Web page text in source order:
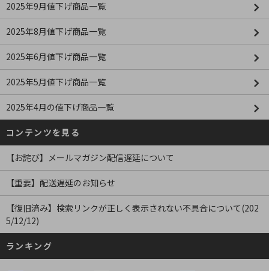
2025年9月値下げ商品一覧
2025年8月値下げ商品一覧
2025年6月値下げ商品一覧
2025年5月値下げ商品一覧
2025年4月の値下げ商品一覧
コンテンツを見る
【お詫び】メールマガジン配信遅延について
【重要】配送遅延のお知らせ
【復旧済み】検索リンクが正しく表示されない不具合について(202
5/12/12)
ランキング